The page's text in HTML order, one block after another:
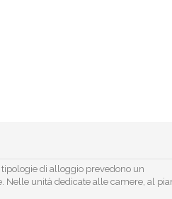
di alloggio prevedono un
Nelle unità dedicate alle camere, al